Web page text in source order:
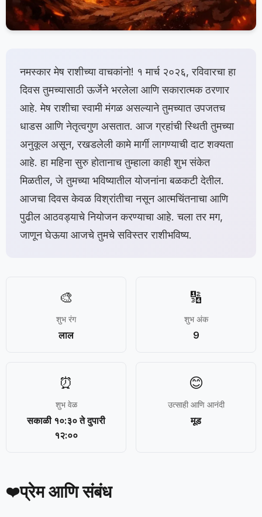
नमस्कार मेष राशीच्या वाचकांनो! १ मार्च २०२६, रविवारचा हा
दिवस तुमच्यासाठी ऊर्जेने भरलेला आणि सकारात्मक ठरणार
आहे. मेष राशीचा स्वामी मंगळ असल्याने तुमच्यात उपजतच
धाडस आणि नेतृत्वगुण असतात. आज ग्रहांची स्थिती तुमच्या
अनुकूल असून, रखडलेली कामे मार्गी लागण्याची दाट शक्यता
आहे. हा महिना सुरु होतानाच तुम्हाला काही शुभ संकेत
मिळतील, जे तुमच्या भविष्यातील योजनांना बळकटी देतील.
आजचा दिवस केवळ विश्रांतीचा नसून आत्मचिंतनाचा आणि
पुढील आठवड्याचे नियोजन करण्याचा आहे. चला तर मग,
जाणून घेऊया आजचे तुमचे सविस्तर राशीभविष्य.
🎨
शुभ रंग
लाल
🔢
शुभ अंक
9
⏰
शुभ वेळ
सकाळी १०:३० ते दुपारी
१२:००
😊
उत्साही आणि आनंदी
मूड
❤️प्रेम आणि संबंध